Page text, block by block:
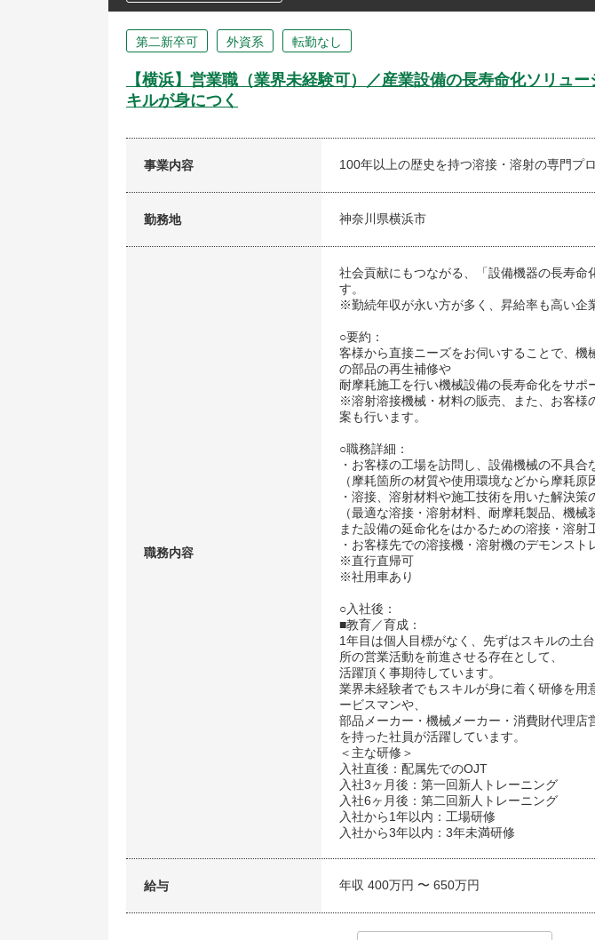
第二新卒可 外資系 転勤なし
【横浜】営業職（業界未経験可）／産業設備の長寿命化ソリュ
キルが身につく
事業内容 100年以上の歴史を持つ溶接・溶射の専門プ
勤務地 神奈川県横浜市
職務内容
社会貢献にもつながる、「設備機器の長寿命
す。
※勤続年収が永い方が多く、昇給率も高い企
○要約：
客様から直接ニーズをお伺いすることで、機
の部品の再生補修や
耐摩耗施工を行い機械設備の長寿命化をサポ
※溶射溶接機械・材料の販売、また、お客様
案も行います。
○職務詳細：
・お客様の工場を訪問し、設備機械の不具
（摩耗箇所の材質や使用環境などから摩耗原
・溶接、溶射材料や施工技術を用いた解決策
（最適な溶接・溶射材料、耐摩耗製品、機械
また設備の延命化をはかるための溶接・溶射
・お客様先での溶接機・溶射機のデモンスト
※直行直帰可
※社用車あり
○入社後：
■教育／育成：
1年目は個人目標がなく、先ずはスキルの土
所の営業活動を前進させる存在として、
活躍頂く事期待しています。
業界未経験者でもスキルが身に着く研修を用
ービスマンや、
部品メーカー・機械メーカー・消費財代理店
を持った社員が活躍しています。
＜主な研修＞
入社直後：配属先でのOJT
入社3ヶ月後：第一回新人トレーニング
入社6ヶ月後：第二回新人トレーニング
入社から1年以内：工場研修
入社から3年以内：3年未満研修
給与 年収 400万円 〜 650万円